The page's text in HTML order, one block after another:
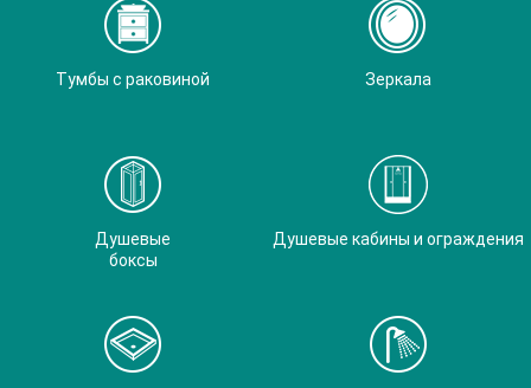
Тумбы с раковиной Зеркала
Душевые
боксы
Душевые кабины и ограждения